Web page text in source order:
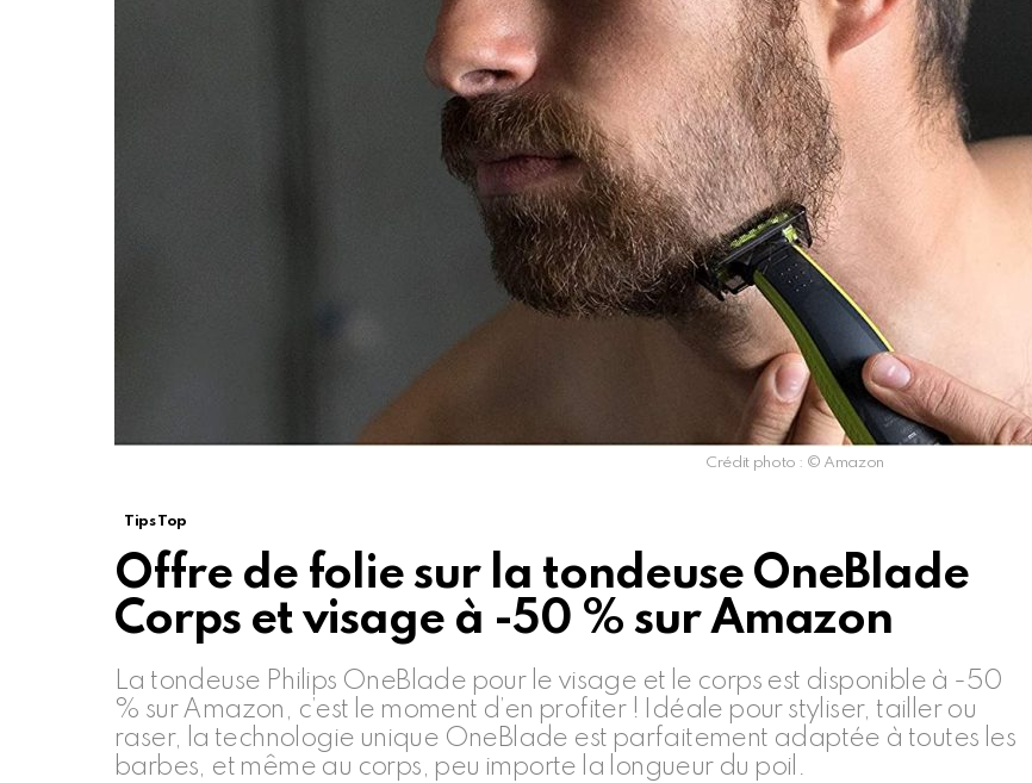
Crédit photo : © Amazon
Tips Top
Offre de folie sur la tondeuse OneBlade
Corps et visage à -50 % sur Amazon
La tondeuse Philips OneBlade pour le visage et le corps est disponible à -50
% sur Amazon, c’est le moment d’en profiter ! Idéale pour styliser, tailler ou
raser, la technologie unique OneBlade est parfaitement adaptée à toutes les
barbes, et même au corps, peu importe la longueur du poil.